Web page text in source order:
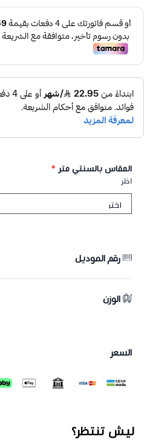
المقاس بالسنتي متر *
اختر
رقم الموديل
الوزن
السعر
ليش تنتظر؟